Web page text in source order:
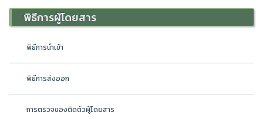
พิธีการผู้โดยสาร
พิธีการนำเข้า
พิธีการส่งออก
การตรวจของติดตัวผู้โดยสาร